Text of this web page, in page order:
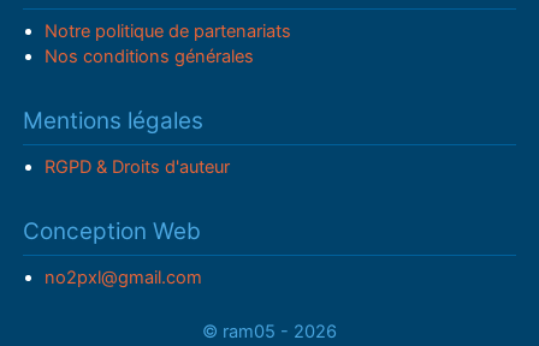
Notre politique de partenariats
Nos conditions générales
Mentions légales
RGPD & Droits d'auteur
Conception Web
no2pxl@gmail.com
© ram05 - 2026